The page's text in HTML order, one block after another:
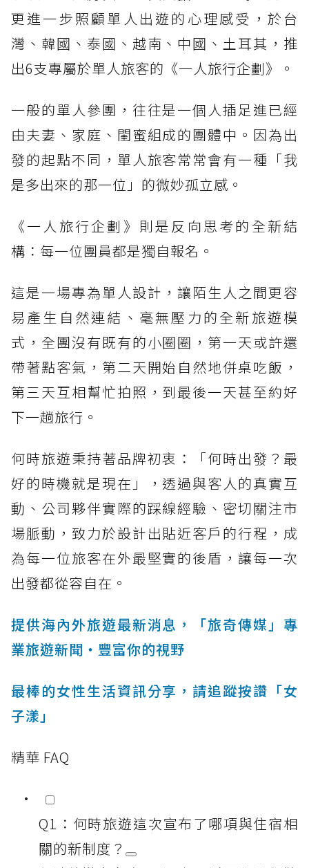
更進一步照顧單人出遊的心理感受，於台
灣、韓國、泰國、越南、中國、土耳其，推
出6支專屬於單人旅客的《一人旅行企劃》。
一般的單人參團，往往是一個人插足進已經
由夫妻、家庭、閨蜜組成的團體中。因為出
發的起點不同，單人旅客常常會有一種「我
是多出來的那一位」的微妙孤立感。
《一人旅行企劃》則是反向思考的全新結
構：每一位團員都是獨自報名。
這是一場專為單人設計，讓陌生人之間更容
易產生自然連結、毫無壓力的全新旅遊模
式，全團沒有既有的小圈圈，第一天或許還
帶著點客氣，第二天開始自然地併桌吃飯，
第三天互相幫忙拍照，到最後一天甚至約好
下一趟旅行。
何時旅遊秉持著品牌初衷：「何時出發？最
好的時機就是現在」，透過與客人的真實互
動、公司夥伴實際的踩線經驗、密切關注市
場脈動，致力於設計出貼近客戶的行程，成
為每一位旅客在外最堅實的後盾，讓每一次
出發都從容自在。
提供海內外旅遊最新消息，「旅奇傳媒」專
業旅遊新聞‧豐富你的視野
最棒的女性生活資訊分享，請追蹤按讚「女
子漾」
精華 FAQ
Q1：何時旅遊這次宣布了哪項與住宿相
關的新制度？